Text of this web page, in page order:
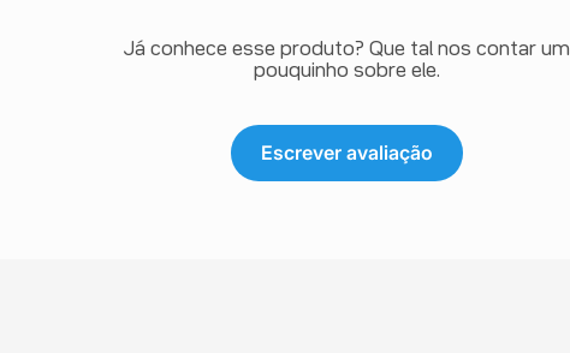
Já conhece esse produto? Que tal nos contar um
pouquinho sobre ele.
Escrever avaliação